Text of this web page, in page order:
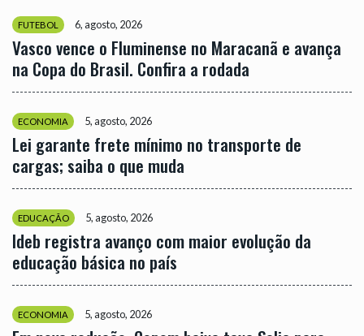
FUTEBOL 6, agosto, 2026
Vasco vence o Fluminense no Maracanã e avança
na Copa do Brasil. Confira a rodada
ECONOMIA 5, agosto, 2026
Lei garante frete mínimo no transporte de
cargas; saiba o que muda
EDUCAÇÃO 5, agosto, 2026
Ideb registra avanço com maior evolução da
educação básica no país
ECONOMIA 5, agosto, 2026